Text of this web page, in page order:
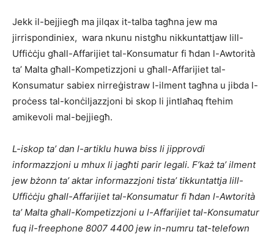
Jekk il-bejjiegħ ma jilqax it-talba tagħna jew ma
jirrispondiniex, wara nkunu nistgħu nikkuntattjaw lill-
Uffiċċju għall-Affarijiet tal-Konsumatur fi ħdan l-Awtorità
ta’ Malta għall-Kompetizzjoni u għall-Affarijiet tal-
Konsumatur sabiex nirreġistraw l-ilment tagħna u jibda l-
proċess tal-konċiljazzjoni bi skop li jintlaħaq ftehim
amikevoli mal-bejjiegħ.
L-iskop ta’ dan l-artiklu huwa biss li jipprovdi
informazzjoni u mhux li jagħti parir legali. F’każ ta’ ilment
jew bżonn ta’ aktar informazzjoni tista’ tikkuntattja lill-
Uffiċċju għall-Affarijiet tal-Konsumatur fi ħdan l-Awtorità
ta’ Malta għall-Kompetizzjoni u l-Affarijiet tal-Konsumatur
fuq il-freephone 8007 4400 jew in-numru tat-telefown